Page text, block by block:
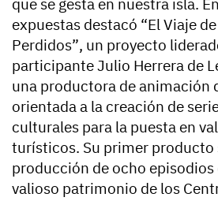
que se gesta en nuestra isla.
expuestas destacó “El Viaje
Perdidos”, un proyecto
participante Julio Herrera de
una productora de animación
orientada a la creación de
culturales para la puesta en
turísticos. Su primer producto
producción de ocho
valioso patrimonio de los